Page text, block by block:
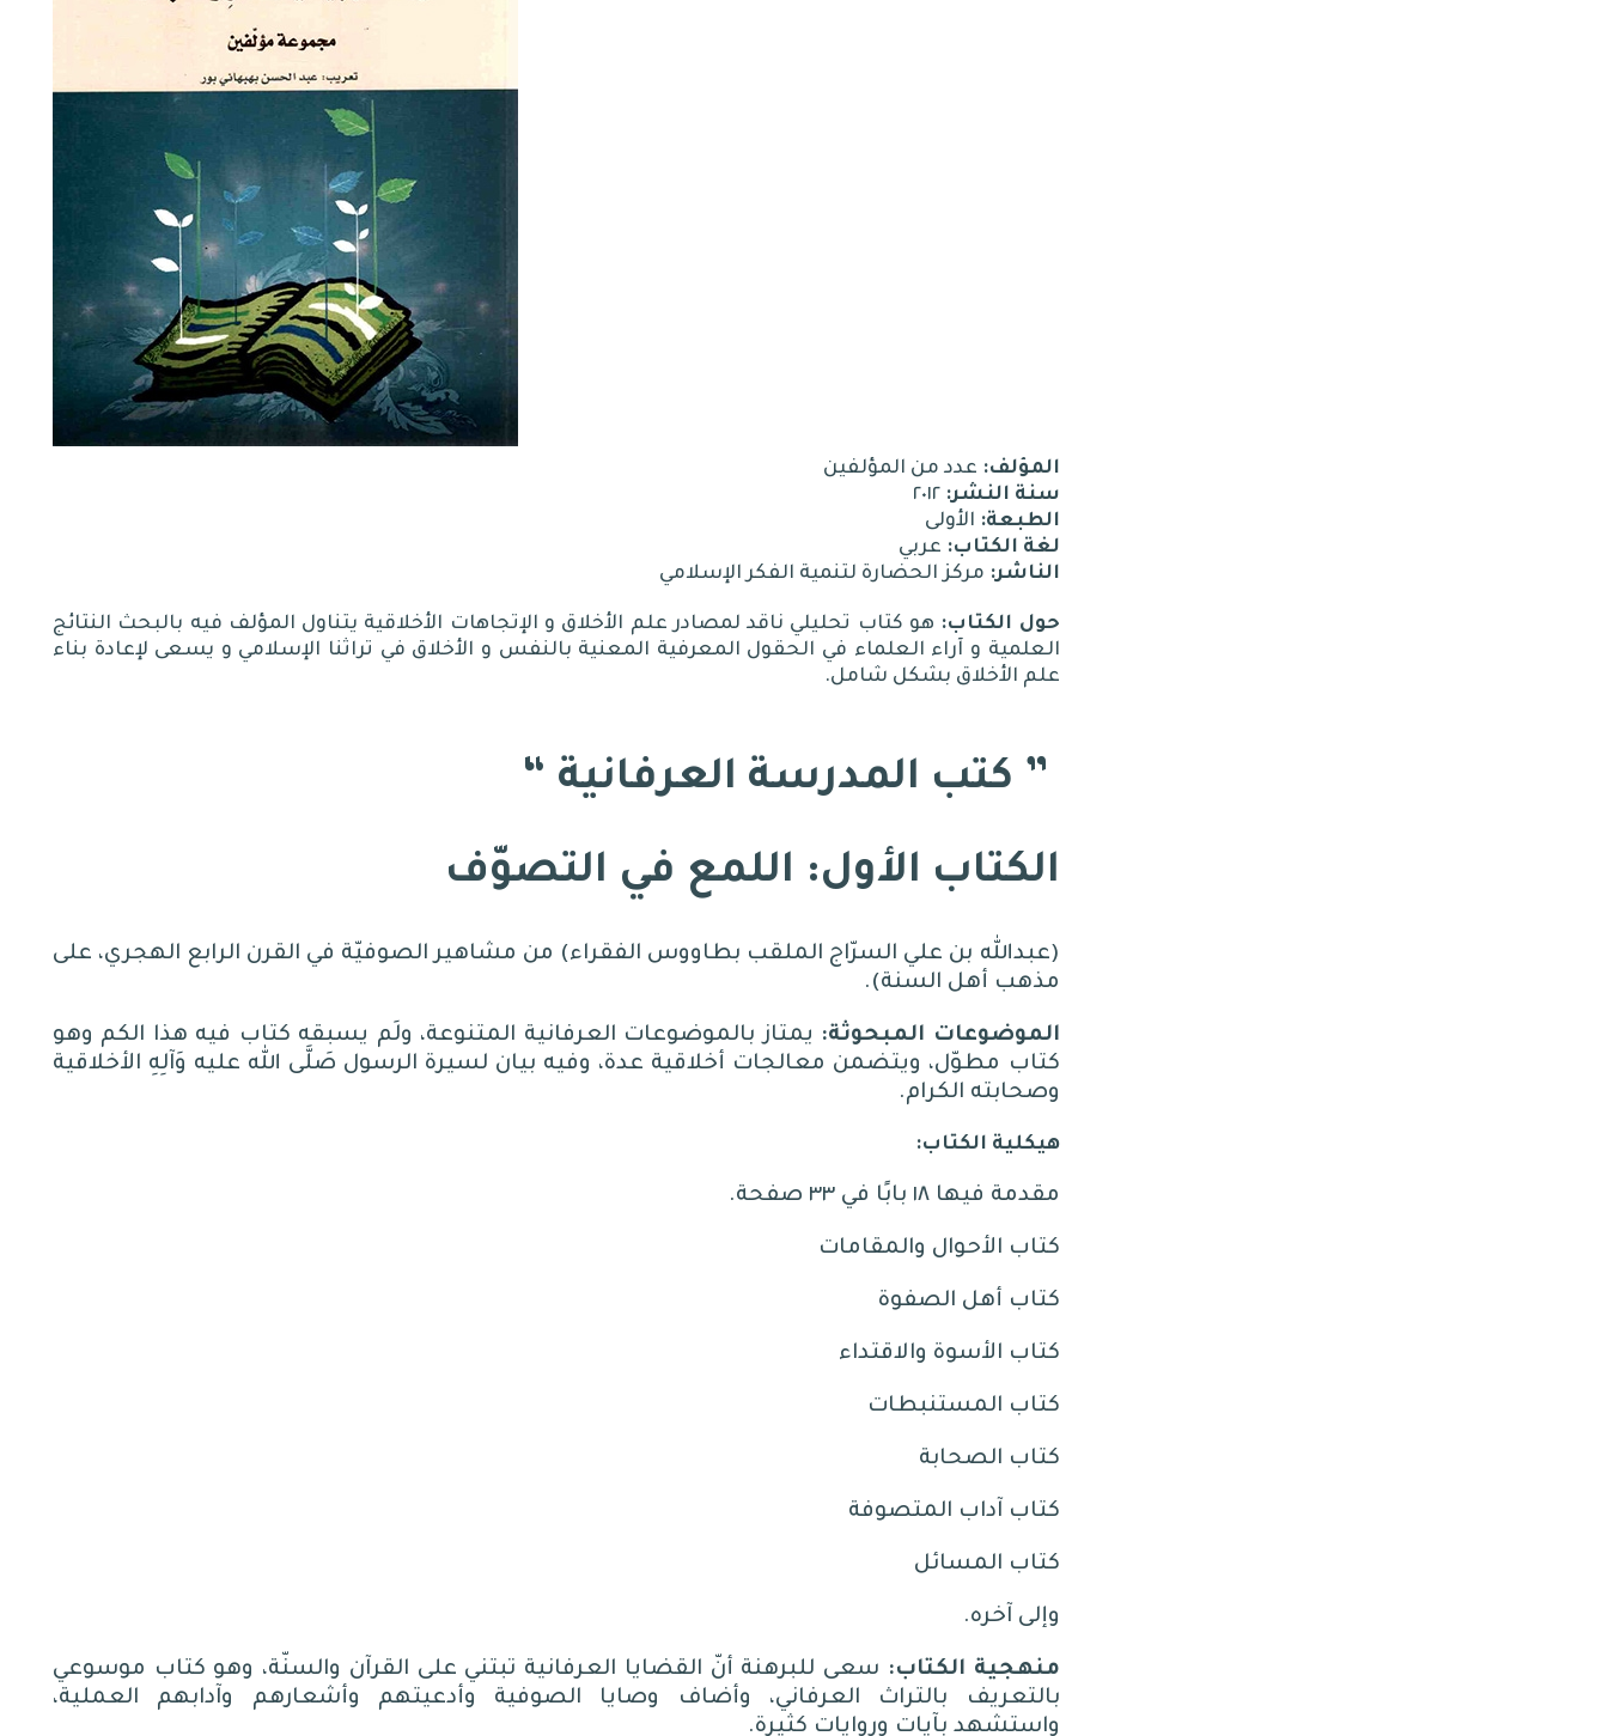
المؤلف: عدد من المؤلفين
سنة النشر: ٢٠١٢
الطبعة: الأولى
لغة الكتاب: عربي
الناشر: مركز الحضارة لتنمية الفكر الإسلامي
حول الكتاب: هو كتاب تحليلي ناقد لمصادر علم الأخلاق و الإتجاهات الأخلاقية يتناول المؤلف فيه بالبحث النتائج
العلمية و آراء العلماء في الحقول المعرفية المعنية بالنفس و الأخلاق في تراثنا الإسلامي و يسعى لإعادة بناء
علم الأخلاق بشكل شامل.
” كتب المدرسة العرفانية “
الكتاب الأول: اللمع في التصوّف
(عبدالله بن علي السرّاج الملقب بطاووس الفقراء) من مشاهير الصوفيّة في القرن الرابع الهجري، على
مذهب أهل السنة).
الموضوعات المبحوثة: يمتاز بالموضوعات العرفانية المتنوعة، ولَم يسبقه كتاب فيه هذا الكم وهو
كتاب مطوّل، ويتضمن معالجات أخلاقية عدة، وفيه بيان لسيرة الرسول صَلَّى الله عليه وَآلِهِ الأخلاقية
وصحابته الكرام.
هيكلية الكتاب:
مقدمة فيها ١٨ بابًا في ٣٣ صفحة .
كتاب الأحوال والمقامات
كتاب أهل الصفوة
كتاب الأسوة والاقتداء
كتاب المستنبطات
كتاب الصحابة
كتاب آداب المتصوفة
كتاب المسائل
وإلى آخره.
منهجية الكتاب: سعى للبرهنة أنّ القضايا العرفانية تبتني على القرآن والسنّة، وهو كتاب موسوعي
بالتعريف بالتراث العرفاني، وأضاف وصايا الصوفية وأدعيتهم وأشعارهم وآدابهم العملية،
واستشهد بآيات وروايات كثيرة.